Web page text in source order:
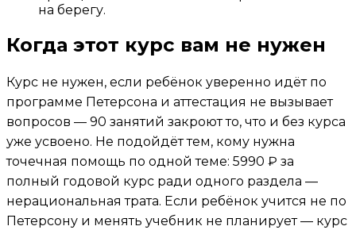
на берегу.
Когда этот курс вам не нужен
Курс не нужен, если ребёнок уверенно идёт по
программе Петерсона и аттестация не вызывает
вопросов — 90 занятий закроют то, что и без курса
уже усвоено. Не подойдёт тем, кому нужна
точечная помощь по одной теме: 5990 ₽ за
полный годовой курс ради одного раздела —
нерациональная трата. Если ребёнок учится не по
Петерсону и менять учебник не планирует — курс